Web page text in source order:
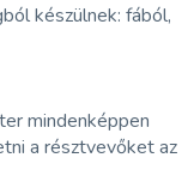
készülnek: fából,
mindenképpen
a résztvevőket az